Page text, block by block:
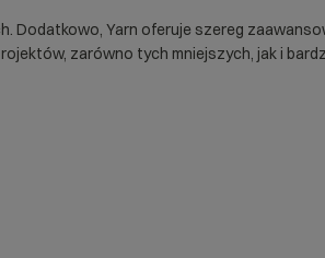
Dodatkowo, Yarn oferuje szereg
zarówno tych mniejszych, jak i